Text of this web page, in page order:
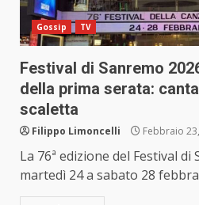
Gossip TV
Festival di Sanremo
della prima serata:
scaletta
Filippo Limoncelli Febbraio
La 76ª edizione del Festival
martedì 24 a sabato 28